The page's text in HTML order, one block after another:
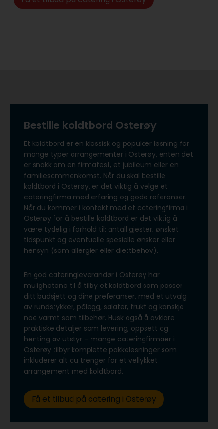
Bestille koldtbord Osterøy
Et koldtbord er en klassisk og populær løsning for
mange typer arrangementer i Osterøy, enten det
er snakk om en firmafest, et jubileum eller en
familiesammenkomst. Når du skal bestille
koldtbord i Osterøy, er det viktig å velge et
cateringfirma med erfaring og gode referanser.
Når du kommer i kontakt med et cateringfirma i
Osterøy for å bestille koldtbord er det viktig å
være tydelig i forhold til: antall gjester, ønsket
tidspunkt og eventuelle spesielle ønsker eller
hensyn (som allergier eller diettbehov).
En god cateringleverandør i Osterøy har
mulighetene til å tilby et koldtbord som passer
ditt budsjett og dine preferanser, med et utvalg
av rundstykker, pålegg, salater, frukt og kanskje
noe varmt som tilbehør. Husk også å avklare
praktiske detaljer som levering, oppsett og
henting av utstyr – mange cateringfirmaer i
Osterøy tilbyr komplette pakkeløsninger som
inkluderer alt du trenger for et vellykket
arrangement med koldtbord.
Få et tilbud på catering i Osterøy